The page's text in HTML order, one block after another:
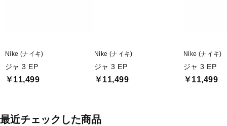
Nike (ナイキ)
ジャ 3 EP
￥11,499
Nike (ナイキ)
ジャ 3 EP
￥11,499
Nike (ナイキ)
ジャ 3 EP
￥11,499
最近チェックした商品